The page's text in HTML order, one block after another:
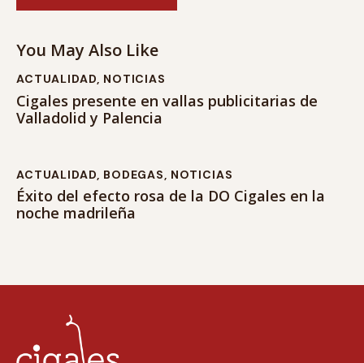
You May Also Like
ACTUALIDAD, NOTICIAS
Cigales presente en vallas publicitarias de
Valladolid y Palencia
ACTUALIDAD, BODEGAS, NOTICIAS
Éxito del efecto rosa de la DO Cigales en la
noche madrileña